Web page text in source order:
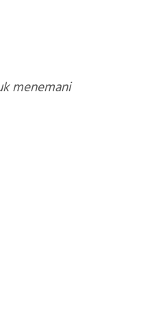
menemani